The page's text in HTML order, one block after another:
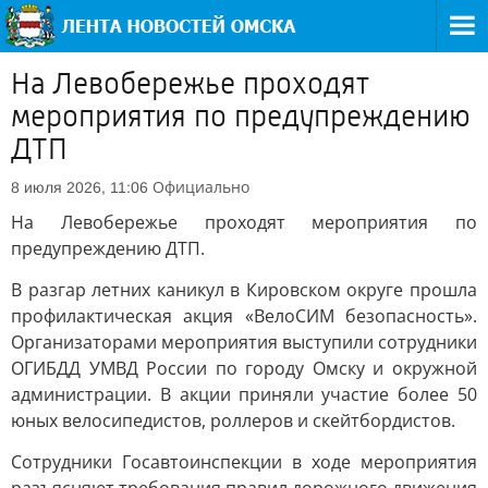
На Левобережье проходят
мероприятия по предупреждению
ДТП
8 июля 2026, 11:06 Официально
На Левобережье проходят мероприятия по
предупреждению ДТП.
В разгар летних каникул в Кировском округе прошла
профилактическая акция «ВелоСИМ безопасность».
Организаторами мероприятия выступили сотрудники
ОГИБДД УМВД России по городу Омску и окружной
администрации. В акции приняли участие более 50
юных велосипедистов, роллеров и скейтбордистов.
Сотрудники Госавтоинспекции в ходе мероприятия